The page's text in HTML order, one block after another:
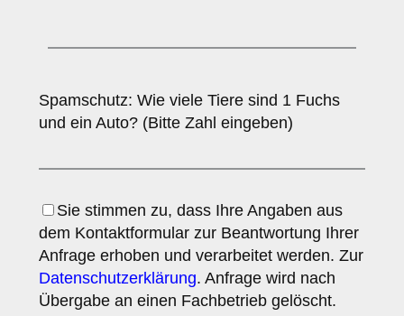
Spamschutz: Wie viele Tiere sind 1 Fuchs
und ein Auto? (Bitte Zahl eingeben)
Sie stimmen zu, dass Ihre Angaben aus
dem Kontaktformular zur Beantwortung Ihrer
Anfrage erhoben und verarbeitet werden. Zur
Datenschutzerklärung. Anfrage wird nach
Übergabe an einen Fachbetrieb gelöscht.